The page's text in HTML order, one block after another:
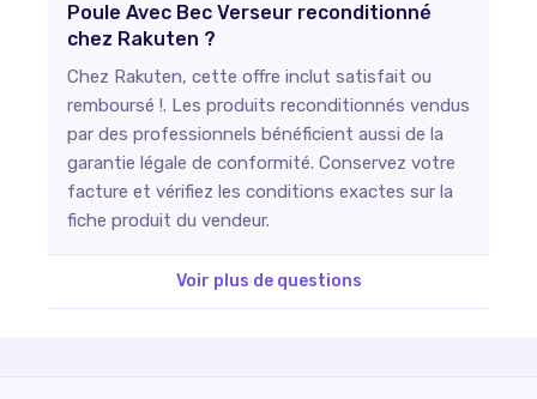
Poule Avec Bec Verseur reconditionné
chez Rakuten ?
Chez Rakuten, cette offre inclut satisfait ou
remboursé !. Les produits reconditionnés vendus
par des professionnels bénéficient aussi de la
garantie légale de conformité. Conservez votre
facture et vérifiez les conditions exactes sur la
fiche produit du vendeur.
Voir plus de questions